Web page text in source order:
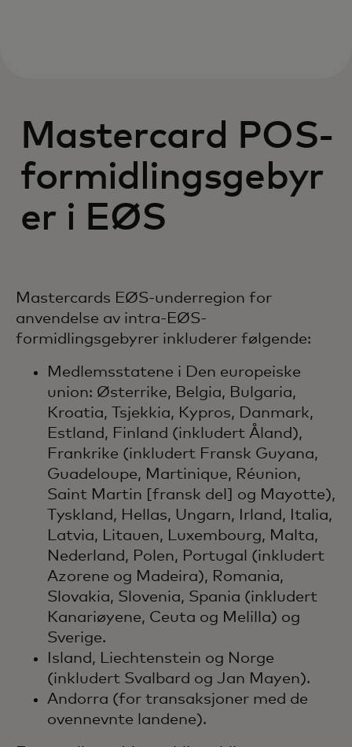
Mastercard POS-
formidlingsgebyr
er i EØS
Mastercards EØS-underregion for
anvendelse av intra-EØS-
formidlingsgebyrer inkluderer følgende:
Medlemsstatene i Den europeiske
union: Østerrike, Belgia, Bulgaria,
Kroatia, Tsjekkia, Kypros, Danmark,
Estland, Finland (inkludert Åland),
Frankrike (inkludert Fransk Guyana,
Guadeloupe, Martinique, Réunion,
Saint Martin [fransk del] og Mayotte),
Tyskland, Hellas, Ungarn, Irland, Italia,
Latvia, Litauen, Luxembourg, Malta,
Nederland, Polen, Portugal (inkludert
Azorene og Madeira), Romania,
Slovakia, Slovenia, Spania (inkludert
Kanariøyene, Ceuta og Melilla) og
Sverige.
Island, Liechtenstein og Norge
(inkludert Svalbard og Jan Mayen).
Andorra (for transaksjoner med de
ovennevnte landene).